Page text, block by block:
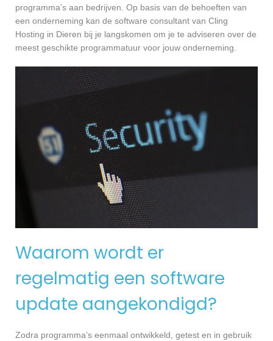
programma’s aan bedrijven. Op basis van de behoeften van
een onderneming kan de software consultant van Cling
Hosting in Dieren bij je langskomen om je te adviseren over de
meest geschikte programmatuur voor jouw onderneming.
Waarom wordt er
regelmatig een software
update aangekondigd?
Zodra programma’s eenmaal ontwikkeld, getest en in gebruik